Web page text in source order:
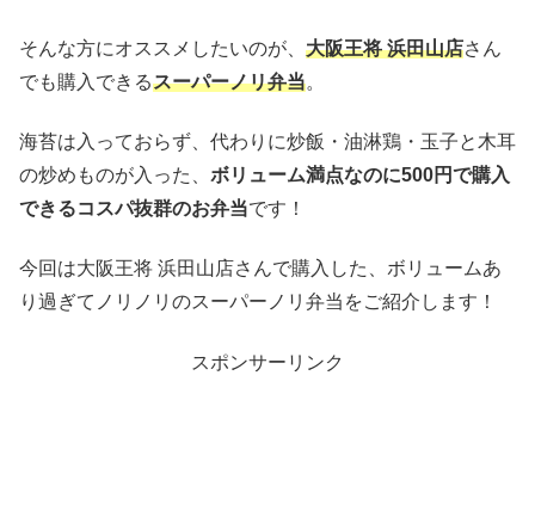
そんな方にオススメしたいのが、 大阪王将 浜田山店さん
でも購入できるスーパーノリ弁当。
海苔は入っておらず、代わりに炒飯・油淋鶏・玉子と木耳
の炒めものが入った、 ボリューム満点なのに500円で購入
できるコスパ抜群のお弁当です！
今回は大阪王将 浜田山店さんで購入した、ボリュームあ
り過ぎてノリノリのスーパーノリ弁当をご紹介します！
スポンサーリンク